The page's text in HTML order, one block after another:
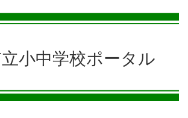
小中学校ポータル